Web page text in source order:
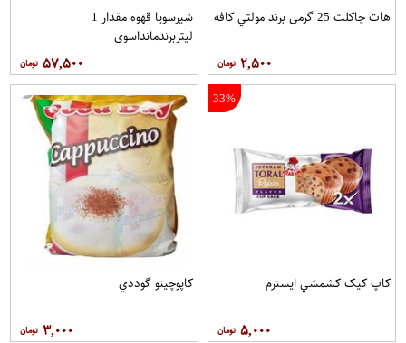
هات چاکلت 25 گرمی برند مولتي کافه
۲,۵۰۰
شیرسویا قهوه مقدار 1
لیتربرندمانداسوی
۵۷,۵۰۰
33%
کاپ کيک کشمشي ايسترم
۵,۰۰۰
کاپوچينو گوددي
۳,۰۰۰